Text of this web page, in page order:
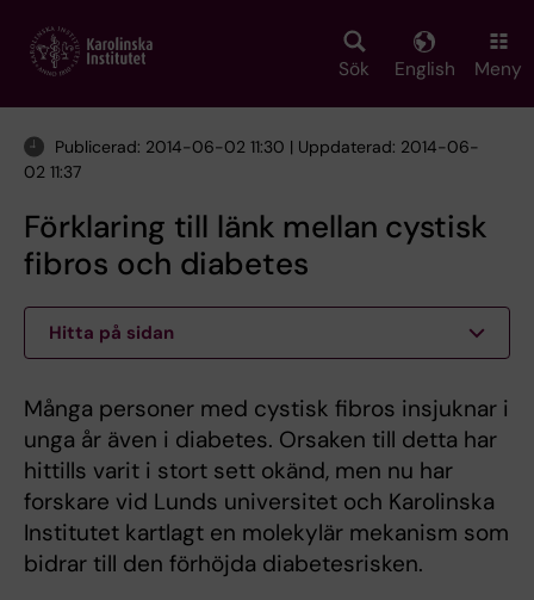
main
Sök English Meny
Publicerad: 2014-06-02 11:30 | Uppdaterad: 2014-06-
02 11:37
Förklaring till länk mellan cystisk
fibros och diabetes
Hitta på sidan
Många personer med cystisk fibros insjuknar i
unga år även i diabetes. Orsaken till detta har
hittills varit i stort sett okänd, men nu har
forskare vid Lunds universitet och Karolinska
Institutet kartlagt en molekylär mekanism som
bidrar till den förhöjda diabetesrisken.